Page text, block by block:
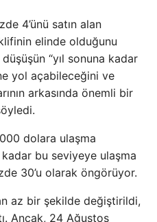
4’ünü satın alan
elinde olduğunu
“yıl sonuna kadar
yol açabileceğini ve
arkasında önemli bir
dolara ulaşma
kadar bu seviyeye ulaşma
30’u olarak öngörüyor.
az bir şekilde değiştirildi,
Ancak, 24 Ağustos